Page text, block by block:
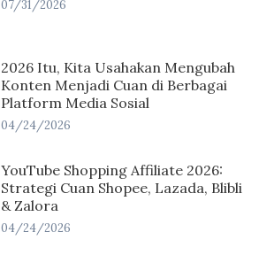
07/31/2026
2026 Itu, Kita Usahakan Mengubah
Konten Menjadi Cuan di Berbagai
Platform Media Sosial
04/24/2026
YouTube Shopping Affiliate 2026:
Strategi Cuan Shopee, Lazada, Blibli
& Zalora
04/24/2026